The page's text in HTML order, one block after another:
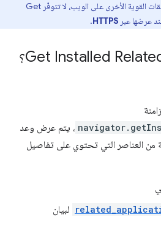
على غرار معظم واجهات برمجة التطبيقات القوية الأخرى على الويب، لا تتوفّر Get
HTTPS
.
، يتم عرض وعد
التي تحتوي على تفاصيل
لبيان